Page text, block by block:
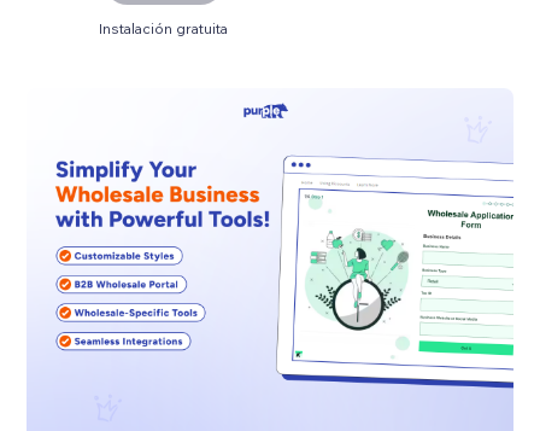
Instalación gratuita